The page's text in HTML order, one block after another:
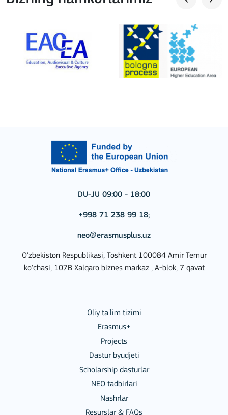
DU-JU 09:00 - 18:00
+998 71 238 99 18;
neo@erasmusplus.uz
O'zbekiston Respublikasi, Toshkent 100084 Amir Temur
ko'chasi, 107B Xalqaro biznes markaz , A-blok, 7 qavat
Oliy ta'lim tizimi
Erasmus+
Projects
Dastur byudjeti
Scholarship dasturlar
NEO tadbirlari
Nashrlar
Resurslar & FAQs